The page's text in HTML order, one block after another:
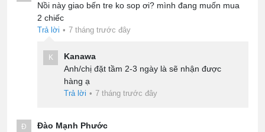
Nồi này giao bến tre ko sop ơi? mình đang muốn mua
2 chiếc
Trả lời • 7 tháng trước đây
K
Kanawa
Anh/chị đặt tầm 2-3 ngày là sẽ nhận được
hàng ạ
Trả lời • 7 tháng trước đây
Đ
Đào Mạnh Phước